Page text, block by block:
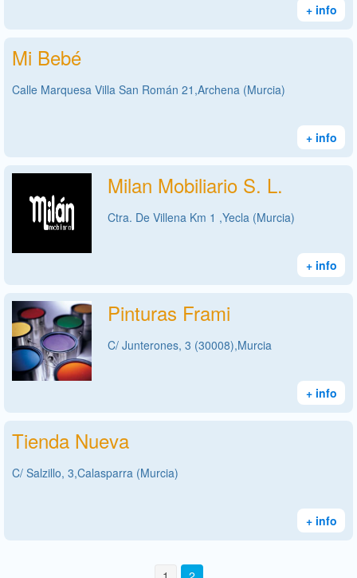
+ info
Mi Bebé
Calle Marquesa Villa San Román 21,Archena (Murcia)
+ info
Milan Mobiliario S. L.
Ctra. De Villena Km 1 ,Yecla (Murcia)
+ info
Pinturas Frami
C/ Junterones, 3 (30008),Murcia
+ info
Tienda Nueva
C/ Salzillo, 3,Calasparra (Murcia)
+ info